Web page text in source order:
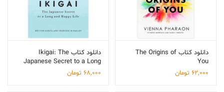
دانلود کتاب The Origins of
You
62,000 تومان
دانلود کتاب Ikigai: The
Japanese Secret to a Long
and Happy Life
68,000 تومان